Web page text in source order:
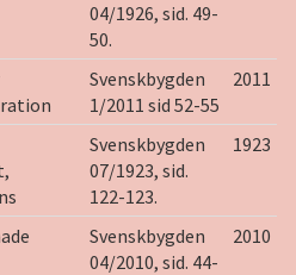
04/1926, sid. 49-
50.
Svenskbygden
1/2011 sid 52-55
2011
Svenskbygden
07/1923, sid.
122-123.
1923
Svenskbygden
04/2010, sid. 44-
2010